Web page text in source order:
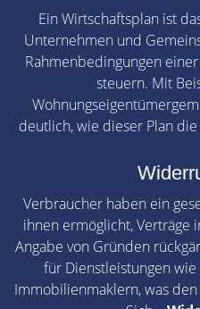
Ein Wirtschaftsplan ist
Unternehmen und
Rahmenbedingungen
steuern. Mit
deutlich, wie dieser Plan
Verbraucher haben ein
ihnen ermöglicht, Verträge
Angabe von Gründen
für Dienstleistungen
Immobilienmaklern, was